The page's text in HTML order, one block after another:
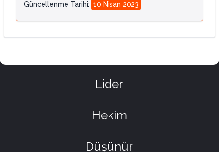
Güncellenme Tarihi: 10 Nisan 2023
Lider
Hekim
Düşünür